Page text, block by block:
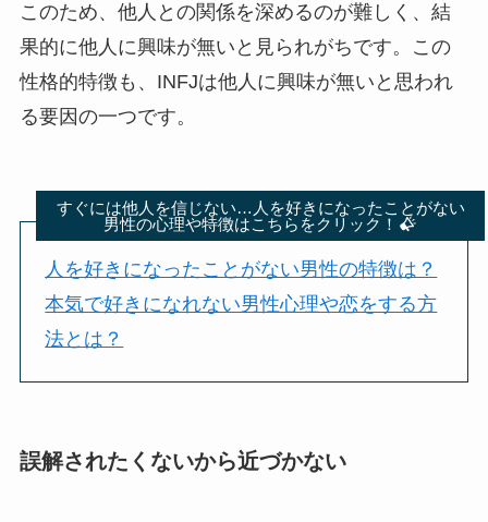
このため、他人との関係を深めるのが難しく、結
果的に他人に興味が無いと見られがちです。この
性格的特徴も、INFJは他人に興味が無いと思われ
る要因の一つです。
すぐには他人を信じない…人を好きになったことがない
男性の心理や特徴はこちらをクリック！
人を好きになったことがない男性の特徴は？
本気で好きになれない男性心理や恋をする方
法とは？
誤解されたくないから近づかない